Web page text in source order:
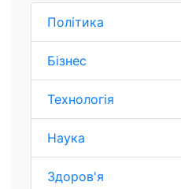
Політика
Бізнес
Технологія
Наука
Здоров'я